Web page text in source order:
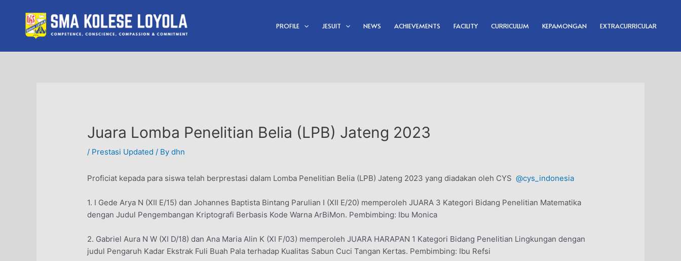
content
PROFILE JESUIT NEWS ACHIEVEMENTS FACILITY CURRICULUM KEPAMONGAN EXTRACURRICULAR
Juara Lomba Penelitian Belia (LPB) Jateng 2023
/ Prestasi Updated / Bydhn
Proficiat kepada para siswa telah berprestasi dalam Lomba Penelitian Belia (LPB) Jateng 2023 yang diadakan oleh CYS@cys_indonesia
1. I Gede Arya N (XII E/15) dan Johannes Baptista Bintang Parulian I (XII E/20) memperoleh JUARA 3 Kategori Bidang Penelitian Matematika
dengan Judul Pengembangan Kriptografi Berbasis Kode Warna ArBiMon. Pembimbing: Ibu Monica
2. Gabriel Aura N W (XI D/18) dan Ana Maria Alin K (XI F/03) memperoleh JUARA HARAPAN 1 Kategori Bidang Penelitian Lingkungan dengan
judul Pengaruh Kadar Ekstrak Fuli Buah Pala terhadap Kualitas Sabun Cuci Tangan Kertas. Pembimbing: Ibu Refsi